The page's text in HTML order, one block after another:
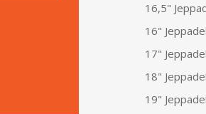
16,5"
16"
17"
18"
19"